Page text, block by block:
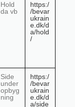
Hold
da vb
https:/
/bevar
ukrain
e.dk/d
a/hold
/
Side
under
opbyg
ning
https:/
/bevar
ukrain
e.dk/d
a/side